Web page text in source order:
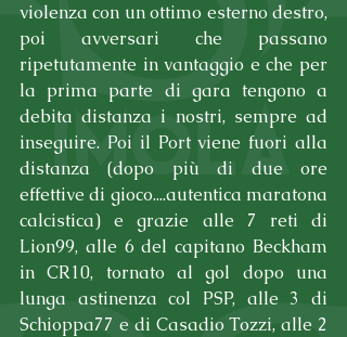
violenza con un ottimo esterno destro,
poi avversari che passano
ripetutamente in vantaggio e che per
la prima parte di gara tengono a
debita distanza i nostri, sempre ad
inseguire. Poi il Port viene fuori alla
distanza (dopo più di due ore
effettive di gioco....autentica maratona
calcistica) e grazie alle 7 reti di
Lion99, alle 6 del capitano Beckham
in CR10, tornato al gol dopo una
lunga astinenza col PSP, alle 3 di
Schioppa77 e di Casadio Tozzi, alle 2